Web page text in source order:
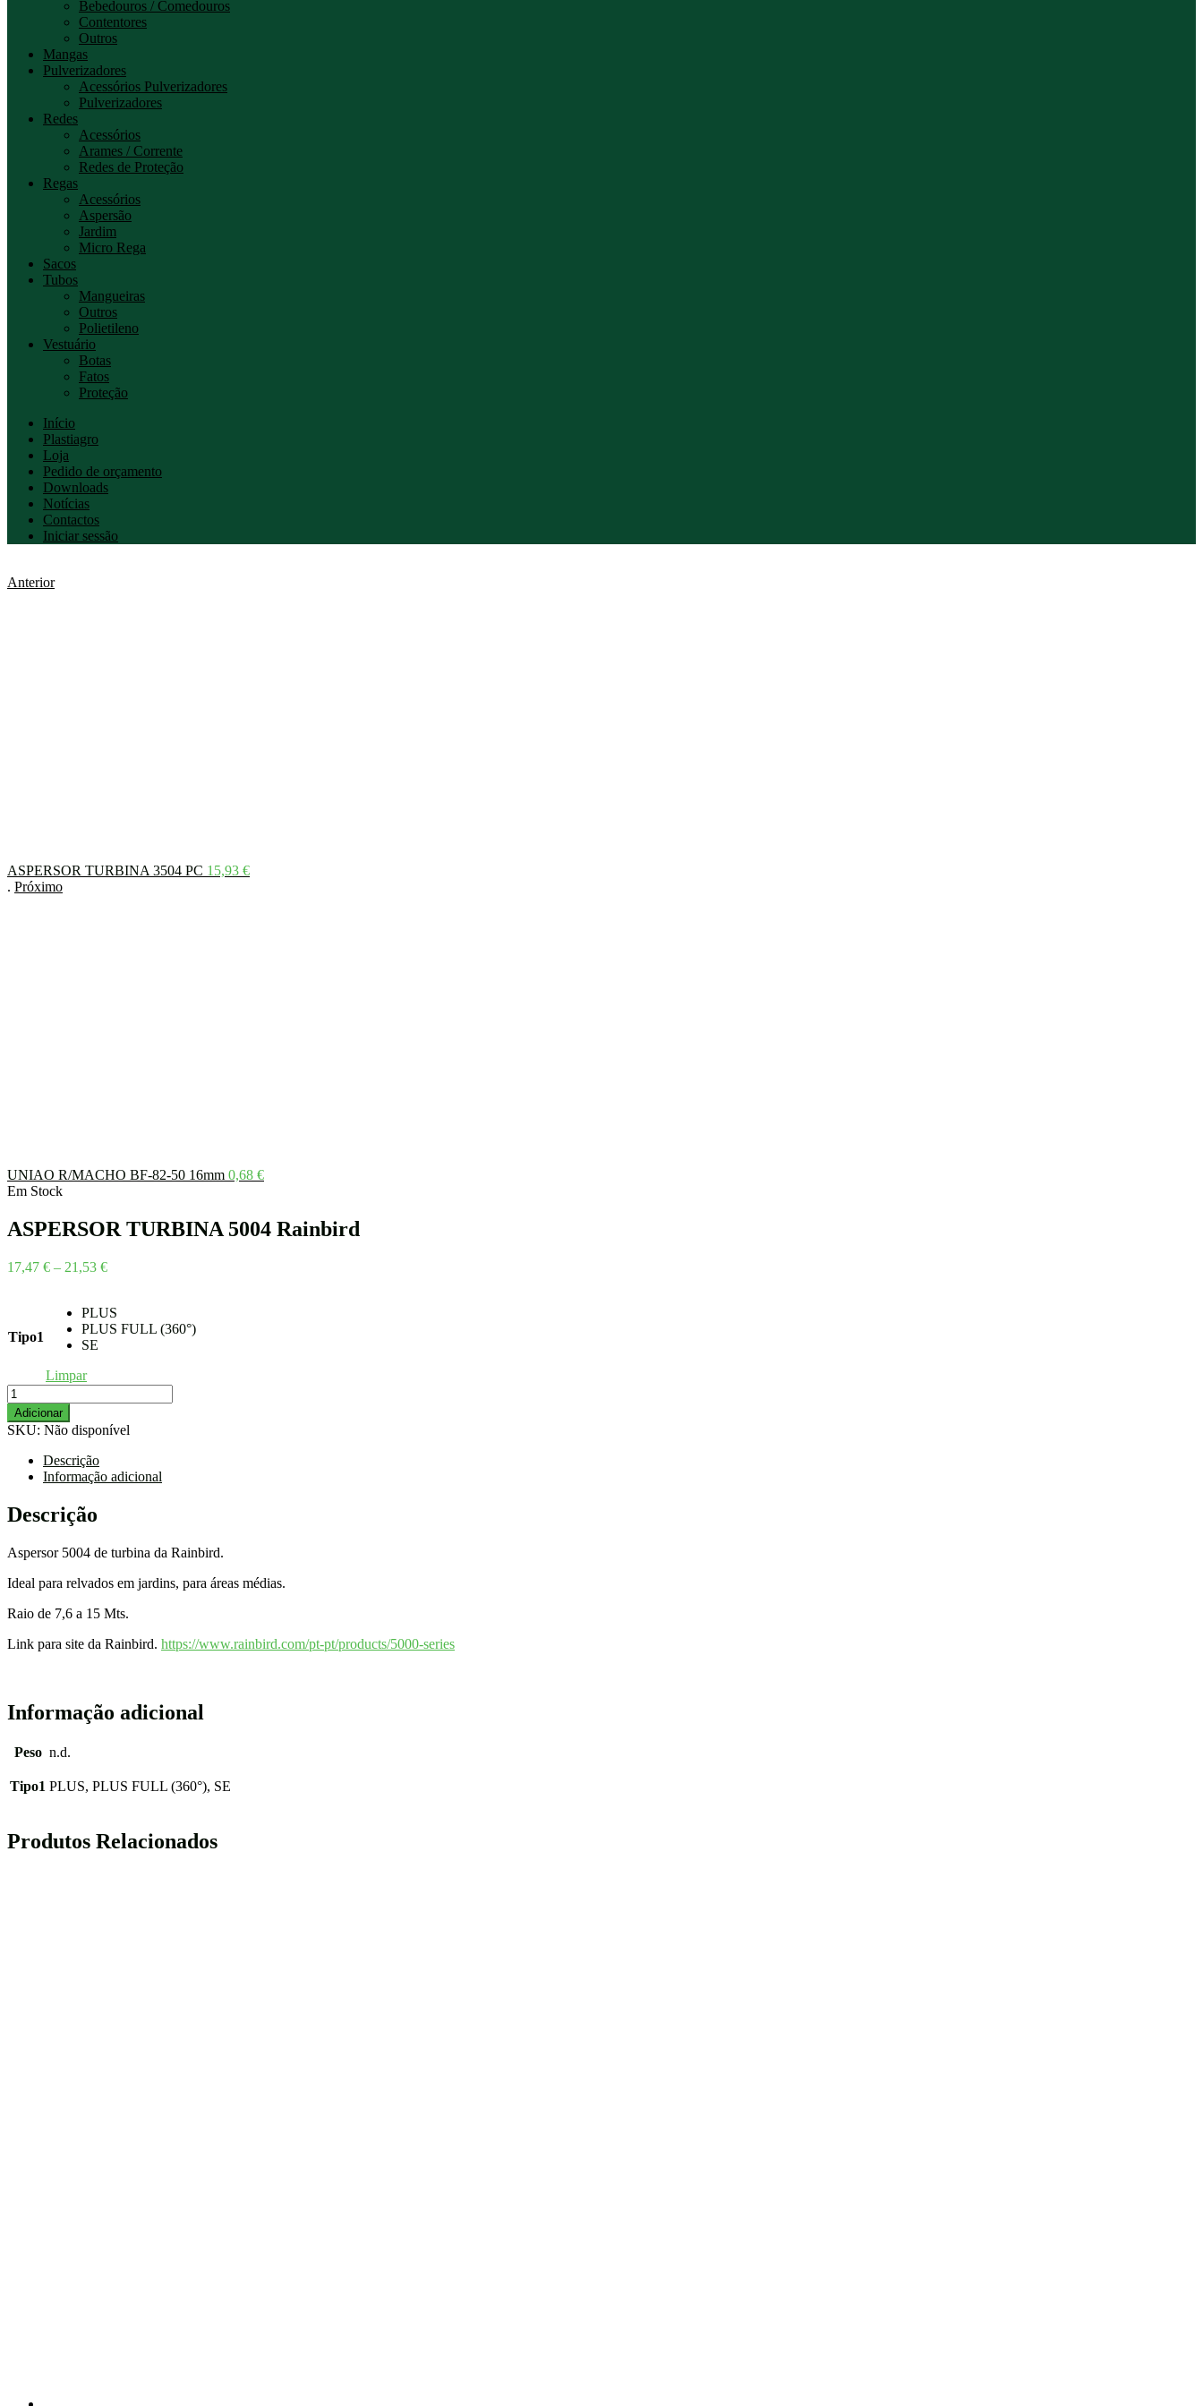
Bebedouros / Comedouros
Contentores
Outros
Mangas
Pulverizadores
Acessórios Pulverizadores
Pulverizadores
Redes
Acessórios
Arames / Corrente
Redes de Proteção
Regas
Acessórios
Aspersão
Jardim
Micro Rega
Sacos
Tubos
Mangueiras
Outros
Polietileno
Vestuário
Botas
Fatos
Proteção
Início
Plastiagro
Loja
Pedido de orçamento
Downloads
Notícias
Contactos
Iniciar sessão
Anterior
ASPERSOR TURBINA 3504 PC 15,93 €
. Próximo
UNIAO R/MACHO BF-82-50 16mm 0,68 €
Em Stock
ASPERSOR TURBINA 5004 Rainbird
17,47 € – 21,53 €Price
through
21,53 €
Tipo1
PLUS
PLUS FULL (360°)
SE
Limpar
Quantidade
de
ASPERSOR
TURBINA
5004
Rainbird
Adicionar
SKU: Não disponível
Descrição
Informação adicional
Descrição
Aspersor 5004 de turbina da Rainbird.
Ideal para relvados em jardins, para áreas médias.
Raio de 7,6 a 15 Mts.
Link para site da Rainbird. https://www.rainbird.com/pt-pt/products/5000-series
Informação adicional
Peso n.d.
Tipo1 PLUS, PLUS FULL (360°), SE
Produtos Relacionados